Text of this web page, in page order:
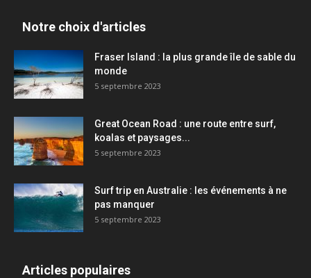
Notre choix d'articles
Fraser Island : la plus grande île de sable du
monde
5 septembre 2023
Great Ocean Road : une route entre surf,
koalas et paysages...
5 septembre 2023
Surf trip en Australie : les événements à ne
pas manquer
5 septembre 2023
Articles populaires